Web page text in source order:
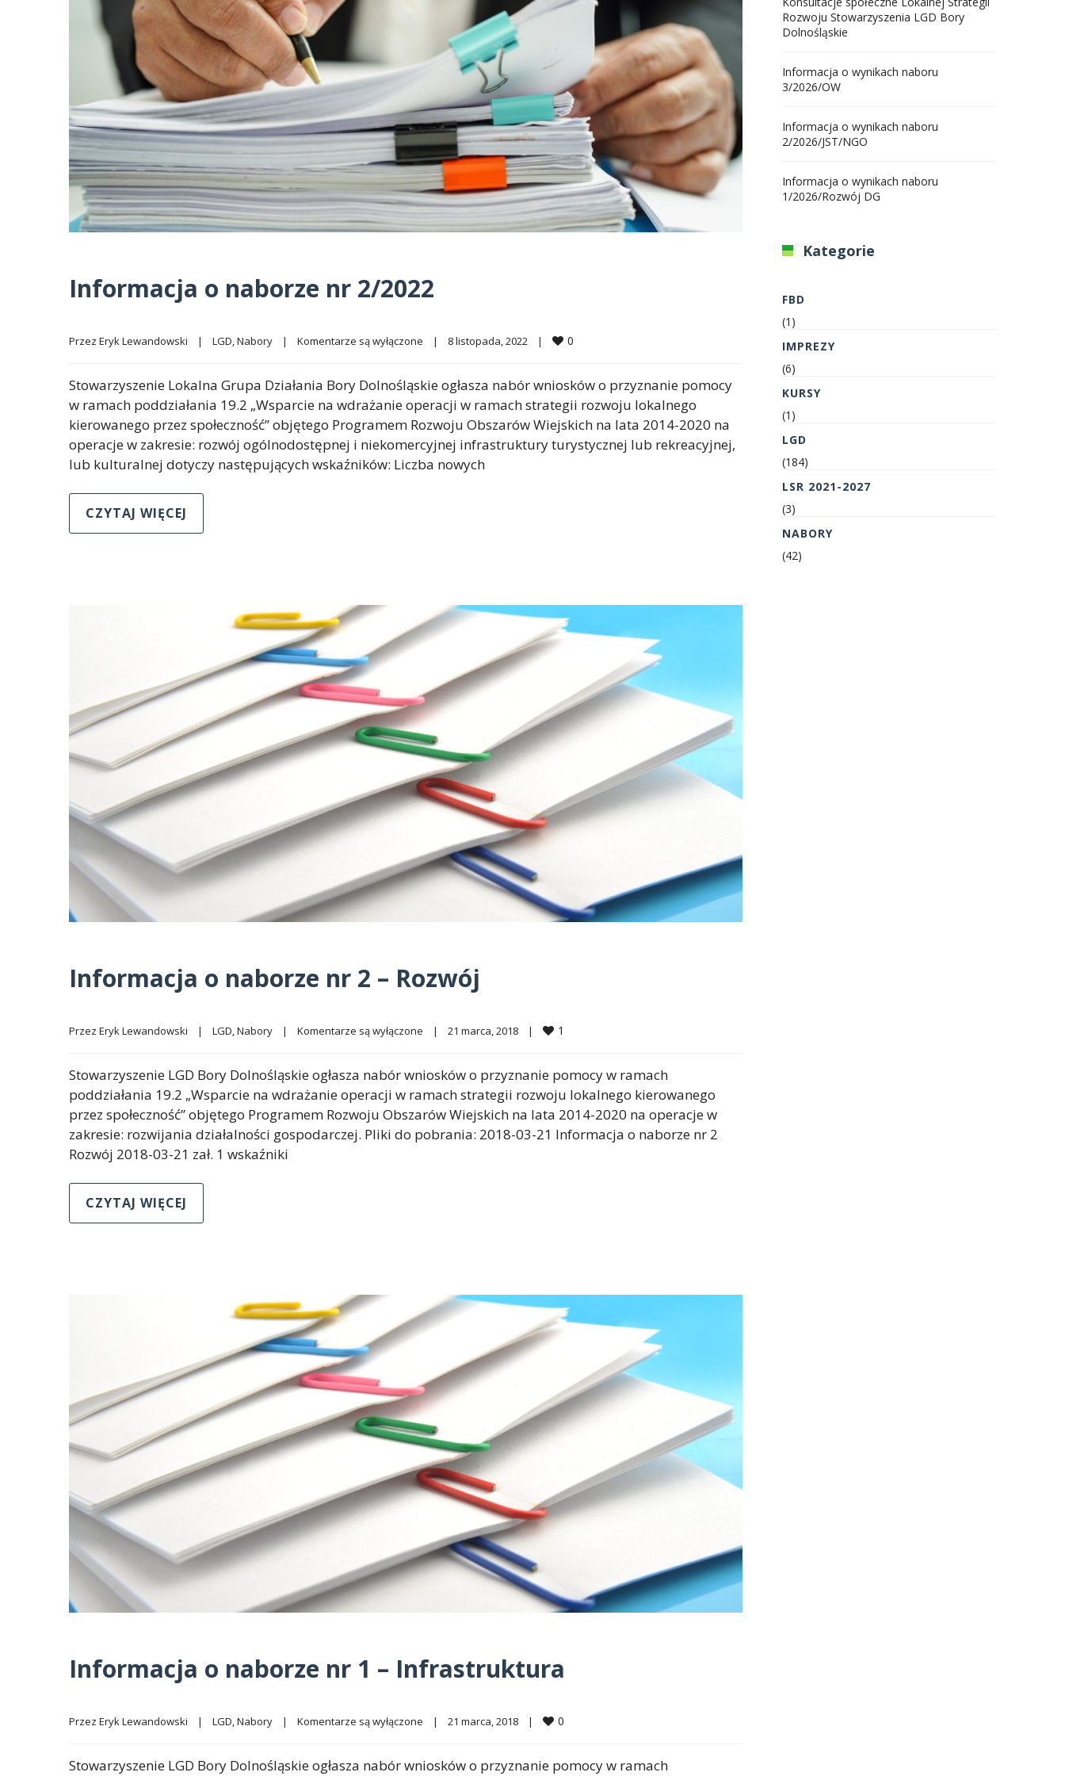
Informacja o naborze nr 2/2022
Przez Eryk Lewandowski | LGD, Nabory | Komentarze są wyłączone | 8 listopada, 2022 | 0
Stowarzyszenie Lokalna Grupa Działania Bory Dolnośląskie ogłasza nabór wniosków o przyznanie pomocy
w ramach poddziałania 19.2 „Wsparcie na wdrażanie operacji w ramach strategii rozwoju lokalnego
kierowanego przez społeczność” objętego Programem Rozwoju Obszarów Wiejskich na lata 2014-2020 na
operacje w zakresie: rozwój ogólnodostępnej i niekomercyjnej infrastruktury turystycznej lub rekreacyjnej,
lub kulturalnej dotyczy następujących wskaźników: Liczba nowych
CZYTAJ WIĘCEJ
Informacja o naborze nr 2 – Rozwój
Przez Eryk Lewandowski | LGD, Nabory | Komentarze są wyłączone | 21 marca, 2018 | 1
Stowarzyszenie LGD Bory Dolnośląskie ogłasza nabór wniosków o przyznanie pomocy w ramach
poddziałania 19.2 „Wsparcie na wdrażanie operacji w ramach strategii rozwoju lokalnego kierowanego
przez społeczność” objętego Programem Rozwoju Obszarów Wiejskich na lata 2014-2020 na operacje w
zakresie: rozwijania działalności gospodarczej. Pliki do pobrania: 2018-03-21 Informacja o naborze nr 2
Rozwój 2018-03-21 zał. 1 wskaźniki
CZYTAJ WIĘCEJ
Informacja o naborze nr 1 – Infrastruktura
Przez Eryk Lewandowski | LGD, Nabory | Komentarze są wyłączone | 21 marca, 2018 | 0
Stowarzyszenie LGD Bory Dolnośląskie ogłasza nabór wniosków o przyznanie pomocy w ramach
Rozwoju Stowarzyszenia LGD Bory
Dolnośląskie
Informacja o wynikach naboru
3/2026/OW
Informacja o wynikach naboru
2/2026/JST/NGO
Informacja o wynikach naboru
1/2026/Rozwój DG
Kategorie
FBD
(1)
IMPREZY
(6)
KURSY
(1)
LGD
(184)
LSR 2021-2027
(3)
NABORY
(42)